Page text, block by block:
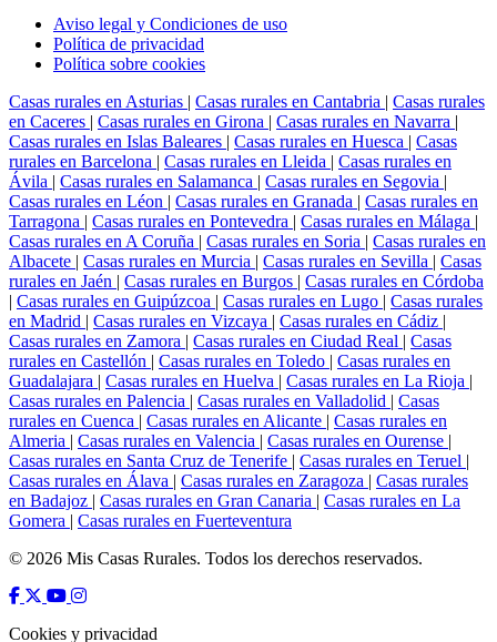
Aviso legal y Condiciones de uso
Política de privacidad
Política sobre cookies
Casas rurales en Asturias | Casas rurales en Cantabria | Casas rurales
en Caceres | Casas rurales en Girona | Casas rurales en Navarra |
Casas rurales en Islas Baleares | Casas rurales en Huesca | Casas
rurales en Barcelona | Casas rurales en Lleida | Casas rurales en
Ávila | Casas rurales en Salamanca | Casas rurales en Segovia |
Casas rurales en Léon | Casas rurales en Granada | Casas rurales en
Tarragona | Casas rurales en Pontevedra | Casas rurales en Málaga |
Casas rurales en A Coruña | Casas rurales en Soria | Casas rurales en
Albacete | Casas rurales en Murcia | Casas rurales en Sevilla | Casas
rurales en Jaén | Casas rurales en Burgos | Casas rurales en Córdoba
| Casas rurales en Guipúzcoa | Casas rurales en Lugo | Casas rurales
en Madrid | Casas rurales en Vizcaya | Casas rurales en Cádiz |
Casas rurales en Zamora | Casas rurales en Ciudad Real | Casas
rurales en Castellón | Casas rurales en Toledo | Casas rurales en
Guadalajara | Casas rurales en Huelva | Casas rurales en La Rioja |
Casas rurales en Palencia | Casas rurales en Valladolid | Casas
rurales en Cuenca | Casas rurales en Alicante | Casas rurales en
Almeria | Casas rurales en Valencia | Casas rurales en Ourense |
Casas rurales en Santa Cruz de Tenerife | Casas rurales en Teruel |
Casas rurales en Álava | Casas rurales en Zaragoza | Casas rurales
en Badajoz | Casas rurales en Gran Canaria | Casas rurales en La
Gomera | Casas rurales en Fuerteventura
© 2026 Mis Casas Rurales. Todos los derechos reservados.
Cookies y privacidad